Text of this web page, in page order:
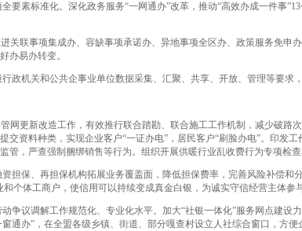
标准化。深化政务服务“一网通办”改革，推动“高效办成一件事
联事项集成办、容缺事项承诺办、异地事项全区办、政策服务免申
办易办转变。
机关和公共企事业单位数据采集、汇聚、共享、开放、管理等要求
更新改造工作，有效推行联合踏勘、联合施工工作机制，减少破路
资料种类，实现企业客户“一证办电”，居民客户“刷脸办电”。印发
，严查强制捆绑销售等行为。组织开展供暖行业乱收费行为专项检
保、再担保机构拓展业务覆盖面，降低担保费率，完善风险补偿和
个体工商户，使信用可以持续变成真金白银，为诚实守信经营主体参
调解工作规范化、专业化水平。加大“社银一体化”服务网点建设
通办”，在全盟各级乡镇、街道、部分嘎查村设立人社综合窗口，方便